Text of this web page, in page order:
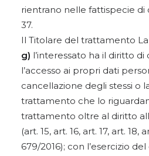
rientrano nelle fattispecie di
37.
Il Titolare del trattamento
g) l’interessato ha il diritto
l’accesso ai propri dati
cancellazione degli stessi o
trattamento che lo
trattamento oltre al diritto
(art. 15, art. 16, art. 17, art. 18,
679/2016); con l’esercizio